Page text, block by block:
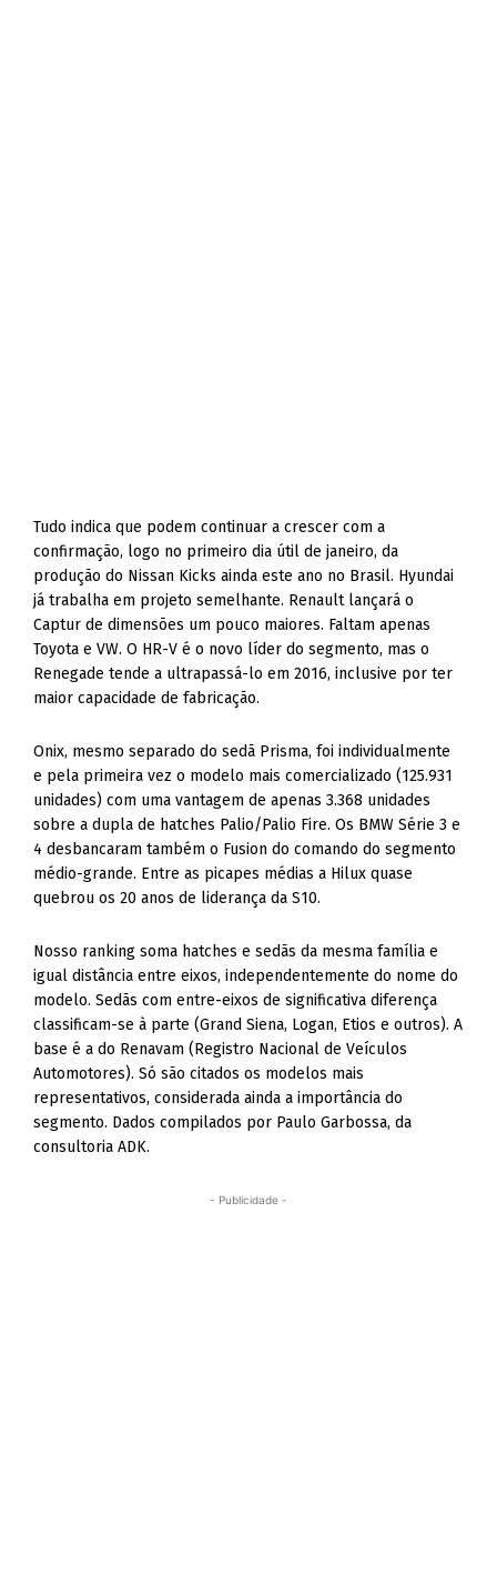
Tudo indica que podem continuar a crescer com a
confirmação, logo no primeiro dia útil de janeiro, da
produção do Nissan Kicks ainda este ano no Brasil. Hyundai
já trabalha em projeto semelhante. Renault lançará o
Captur de dimensões um pouco maiores. Faltam apenas
Toyota e VW. O HR-V é o novo líder do segmento, mas o
Renegade tende a ultrapassá-lo em 2016, inclusive por ter
maior capacidade de fabricação.
Onix, mesmo separado do sedã Prisma, foi individualmente
e pela primeira vez o modelo mais comercializado (125.931
unidades) com uma vantagem de apenas 3.368 unidades
sobre a dupla de hatches Palio/Palio Fire. Os BMW Série 3 e
4 desbancaram também o Fusion do comando do segmento
médio-grande. Entre as picapes médias a Hilux quase
quebrou os 20 anos de liderança da S10.
Nosso ranking soma hatches e sedãs da mesma família e
igual distância entre eixos, independentemente do nome do
modelo. Sedãs com entre-eixos de significativa diferença
classificam-se à parte (Grand Siena, Logan, Etios e outros). A
base é a do Renavam (Registro Nacional de Veículos
Automotores). Só são citados os modelos mais
representativos, considerada ainda a importância do
segmento. Dados compilados por Paulo Garbossa, da
consultoria ADK.
- Publicidade -